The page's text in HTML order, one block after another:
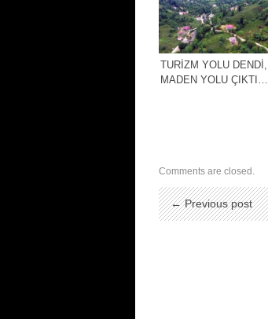
TURİZM YOLU DENDİ,
MADEN YOLU ÇIKTI…
Comments are closed.
← Previous post